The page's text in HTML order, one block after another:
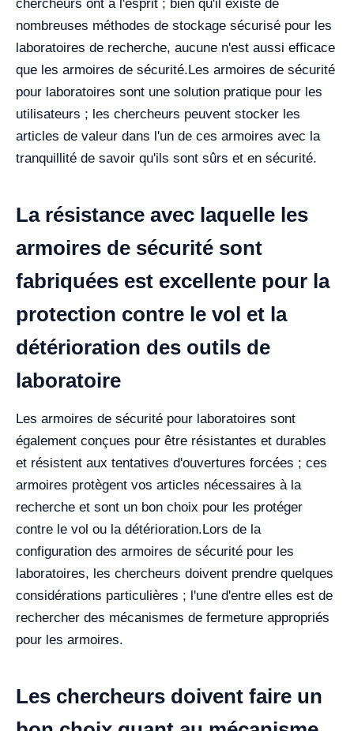
chercheurs ont à l'esprit ; bien qu'il existe de
nombreuses méthodes de stockage sécurisé pour les
laboratoires de recherche, aucune n'est aussi efficace
que les armoires de sécurité.Les armoires de sécurité
pour laboratoires sont une solution pratique pour les
utilisateurs ; les chercheurs peuvent stocker les
articles de valeur dans l'un de ces armoires avec la
tranquillité de savoir qu'ils sont sûrs et en sécurité.
La résistance avec laquelle les
armoires de sécurité sont
fabriquées est excellente pour la
protection contre le vol et la
détérioration des outils de
laboratoire
Les armoires de sécurité pour laboratoires sont
également conçues pour être résistantes et durables
et résistent aux tentatives d'ouvertures forcées ; ces
armoires protègent vos articles nécessaires à la
recherche et sont un bon choix pour les protéger
contre le vol ou la détérioration.Lors de la
configuration des armoires de sécurité pour les
laboratoires, les chercheurs doivent prendre quelques
considérations particulières ; l'une d'entre elles est de
rechercher des mécanismes de fermeture appropriés
pour les armoires.
Les chercheurs doivent faire un